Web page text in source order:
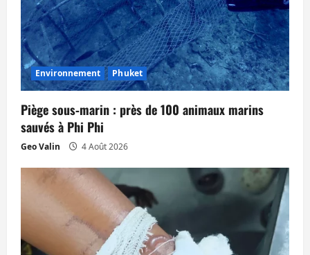
Environnement Phuket
Piège sous‑marin : près de 100 animaux marins
sauvés à Phi Phi
Geo Valin 4 Août 2026